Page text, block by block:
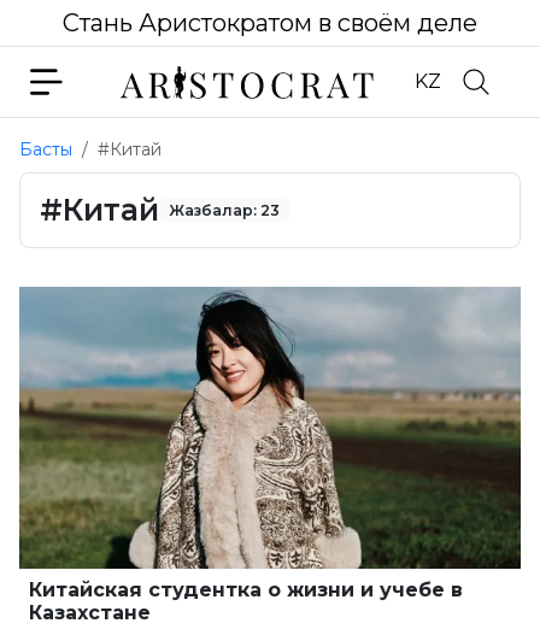
Стань Аристократом в своём деле
KZ
Басты #Китай
#Китай Жазбалар: 23
Китайская студентка о жизни и учебе в
Казахстане